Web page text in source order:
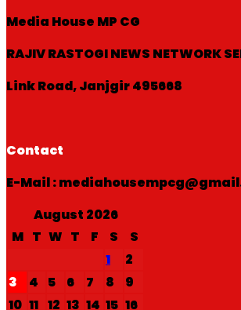
Media House MP CG
RAJIV RASTOGI NEWS NETWORK
Link Road, Janjgir 495668
Contact
E-Mail :
August 2026
M T W T F S
S
1
2
3
4 5 6 7 8
9
10 11 12 13 14 15 16